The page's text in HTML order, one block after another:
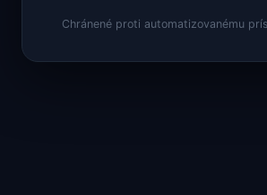
Chránené proti automatizovanému